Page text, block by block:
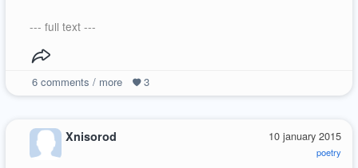
--- full text ---
6comments / more 3
10 january 2015
poetry
Xnisorod